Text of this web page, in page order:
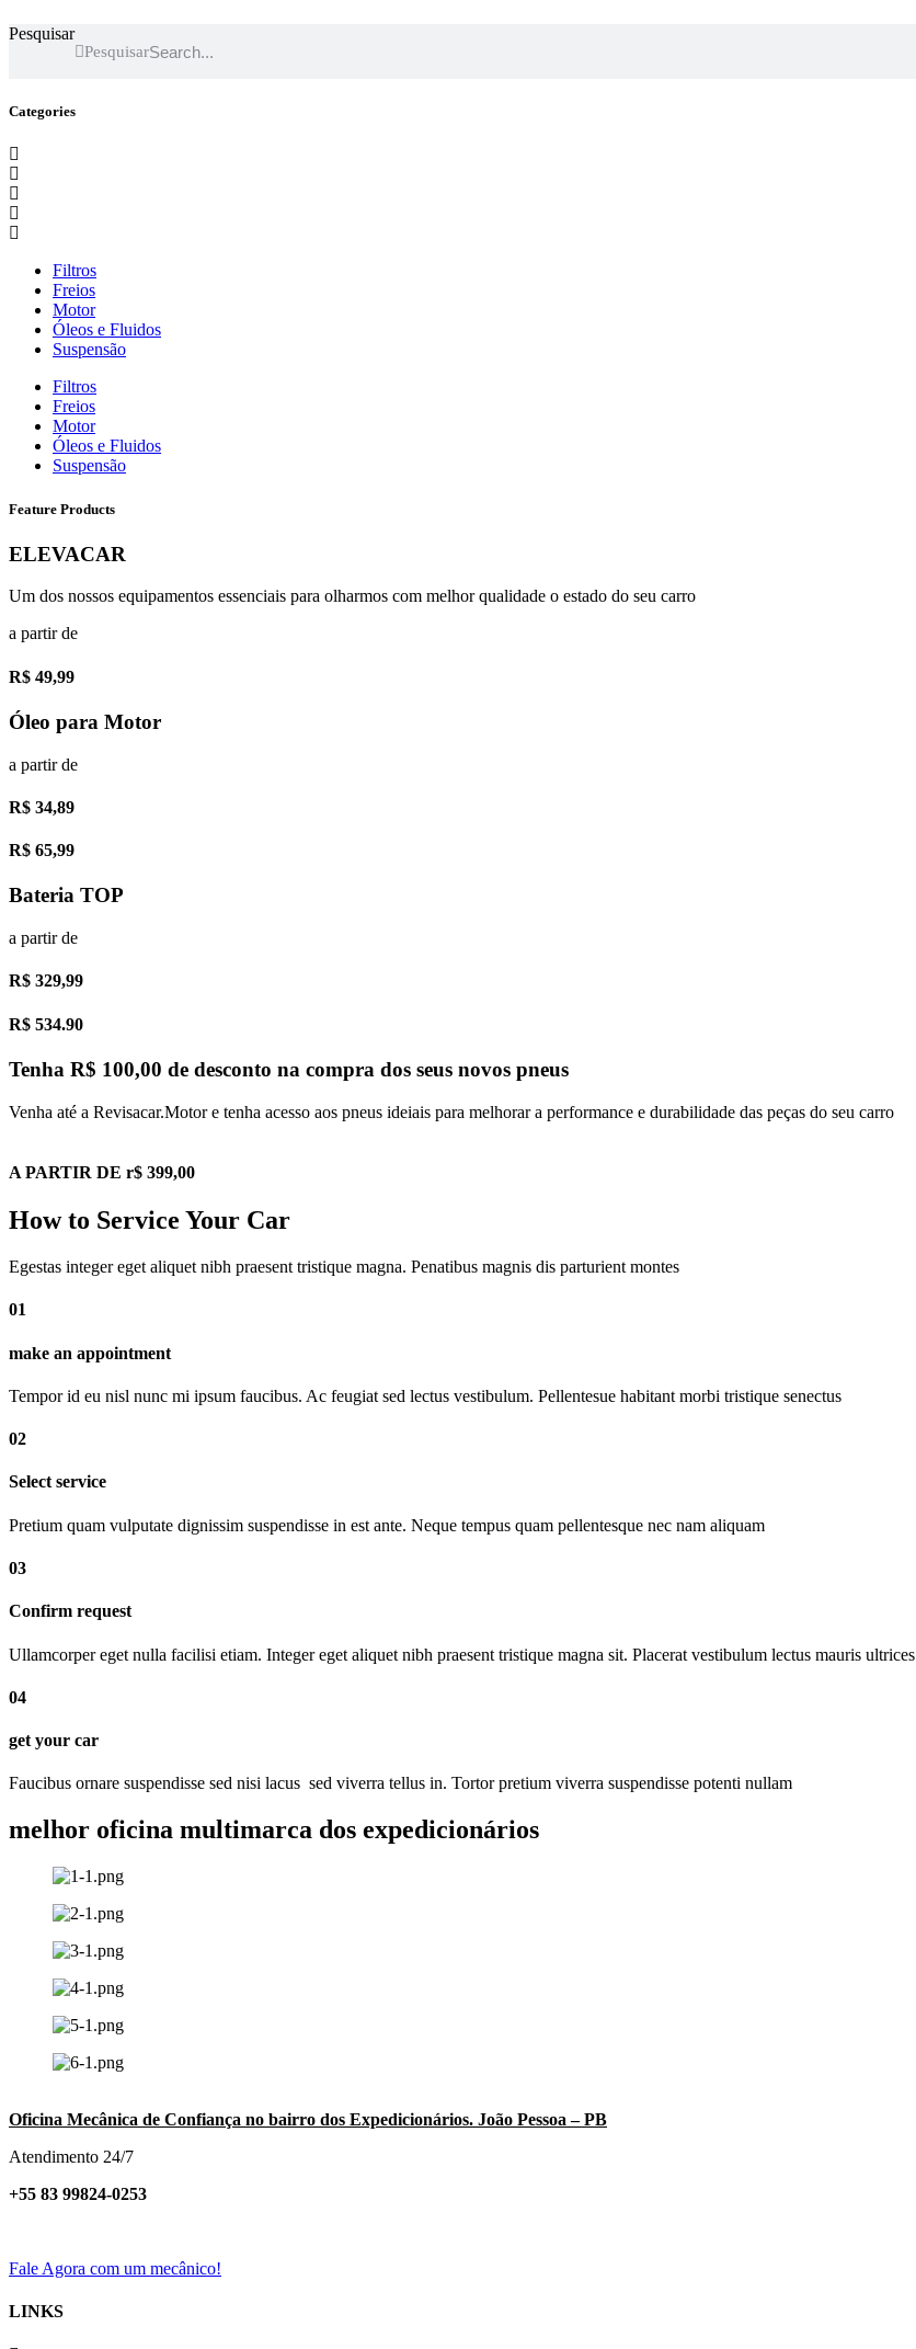
Pesquisar
Pesquisar
Categories
Filtros
Freios
Motor
Óleos e Fluidos
Suspensão
Filtros
Freios
Motor
Óleos e Fluidos
Suspensão
Feature Products
ELEVACAR
Um dos nossos equipamentos essenciais para olharmos com melhor qualidade o estado do seu carro
a partir de
R$ 49,99
Óleo para Motor
a partir de
R$ 34,89
R$ 65,99
Bateria TOP
a partir de
R$ 329,99
R$ 534.90
Tenha R$ 100,00 de desconto na compra dos seus novos pneus
Venha até a Revisacar.Motor e tenha acesso aos pneus ideiais para melhorar a performance e durabilidade das peças do seu carro
A PARTIR DE r$ 399,00
How to Service Your Car
Egestas integer eget aliquet nibh praesent tristique magna. Penatibus magnis dis parturient montes
01
make an appointment
Tempor id eu nisl nunc mi ipsum faucibus. Ac feugiat sed lectus vestibulum. Pellentesue habitant morbi tristique senectus
02
Select service
Pretium quam vulputate dignissim suspendisse in est ante. Neque tempus quam pellentesque nec nam aliquam
03
Confirm request
Ullamcorper eget nulla facilisi etiam. Integer eget aliquet nibh praesent tristique magna sit. Placerat vestibulum lectus mauris ultrices
04
get your car
Faucibus ornare suspendisse sed nisi lacus sed viverra tellus in. Tortor pretium viverra suspendisse potenti nullam
melhor oficina multimarca dos expedicionários
Oficina Mecânica de Confiança no bairro dos Expedicionários. João Pessoa – PB
Atendimento 24/7
+55 83 99824-0253
Fale Agora com um mecânico!
LINKS